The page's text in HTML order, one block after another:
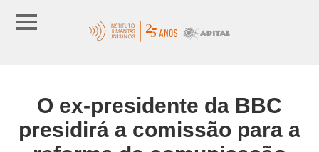
O ex-presidente da BBC
presidirá a comissão para a